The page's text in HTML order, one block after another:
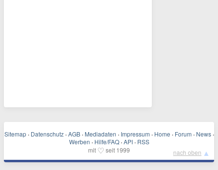
Sitemap · Datenschutz · AGB · Mediadaten · Impressum · Home · Forum · News ·
Werben · Hilfe/FAQ · API · RSS
mit ♡ seit 1999 nach oben ▲